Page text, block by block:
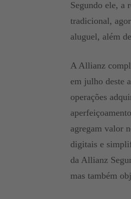
Segundo ele, a
tradicional,
aluguel, além
A Allianz
em julho deste
operações
agregam valor
digitais e
da Allianz
mas também